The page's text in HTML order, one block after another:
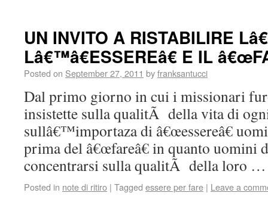
UN INVITO A RISTABILIRE
Lâ€™â€ESSEREâ€ E IL
Posted on September 27, 2011 byfranksantucci
Dal primo giorno in cui i missionari
insistette sulla qualitÃ della vita di
sullâ€™importaza di â€œessereâ€
prima del â€œfareâ€ in quanto uomini
concentrarsi sulla qualitÃ della loro
Posted in note di ritiro | Tagged essere per fare | Leave a